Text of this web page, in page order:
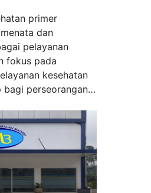
primer
dan
pelayanan
fokus pada
kesehatan
bagi perseorangan
kesehatan
kuratif
sistem jejaring
mulai dari ...